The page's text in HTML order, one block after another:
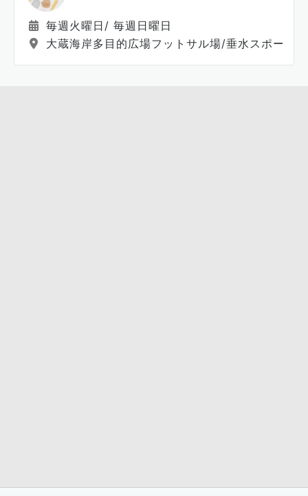
毎週火曜日/ 毎週日曜日
大蔵海岸多目的広場フットサル場/垂水スポーツ